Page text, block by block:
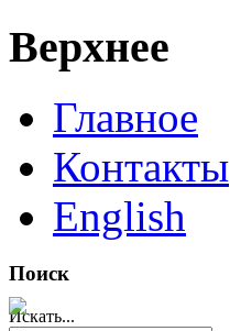
Верхнее
Главное
Контакты
English
Поиск
Искать...